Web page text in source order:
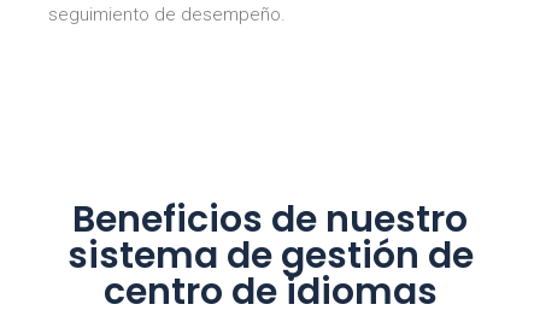
seguimiento de desempeño.
Beneficios de nuestro
sistema de gestión de
centro de idiomas